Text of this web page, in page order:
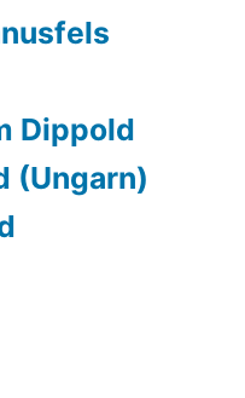
Dippold
(Ungarn)